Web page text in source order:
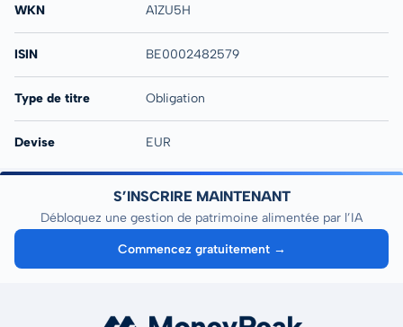
WKN A1ZU5H
ISIN BE0002482579
Type de titre Obligation
Devise EUR
S’INSCRIRE MAINTENANT
Débloquez une gestion de patrimoine alimentée par l’IA
Commencez gratuitement →